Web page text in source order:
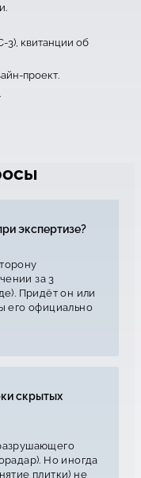
3), квитанции об
проект.
экспертизе?
за 3
Придёт он или
его официально
скрытых
Но иногда
плитки) не